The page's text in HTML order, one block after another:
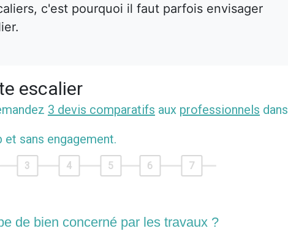
c'est pourquoi il faut parfois envisager
escalier
3 devis comparatifs aux professionnels dans
et sans engagement.
3 4 5 6 7
de bien concerné par les travaux ?